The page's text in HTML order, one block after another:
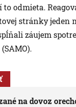
odmieta.
stránky jeden
záujem
na dovoz